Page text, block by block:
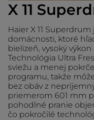
X 11
Haier X 11
domácnosti, ktoré
bielizeň, vysoký
Technológia Ultra
sviežu a menej
programu, takže
bez obáv z
priemerom 601 mm
pohodlné pranie
čo pokročilé